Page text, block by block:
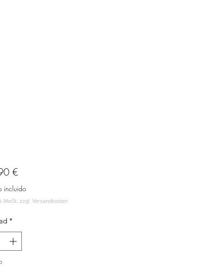
€Precio
incluido
*